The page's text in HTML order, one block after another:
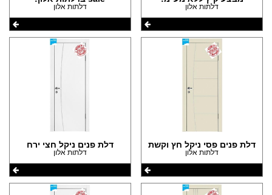
דלתות אלון דלתות אלון
דלת פנים פסי ניקל חץ וקשת
דלתות אלון
דלת פנים ניקל חצי ירח
דלתות אלון